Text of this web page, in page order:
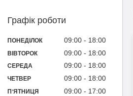
Графік роботи
ПОНЕДІЛОК 09:00 18:00
ВІВТОРОК 09:00 18:00
СЕРЕДА 09:00 18:00
ЧЕТВЕР 09:00 18:00
ПʼЯТНИЦЯ 09:00 17:00